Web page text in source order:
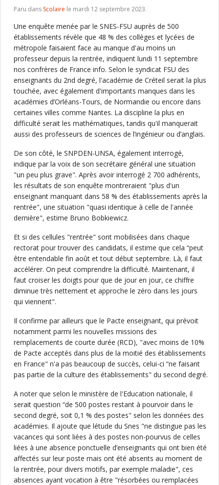
Paru dans Scolaire le mardi 12 septembre 2023.
Une enquête menée par le SNES-FSU auprès de 500
établissements révèle que 48 % des collèges et lycées de
métropole faisaient face au manque d'au moins un
professeur depuis la rentrée, indiquent lundi 11 septembre
nos confrères de France info. Selon le syndicat FSU des
enseignants du 2nd degré, l'académie de Créteil serait la plus
touchée, avec également d'importants manques dans les
académies d’Orléans-Tours, de Normandie ou encore dans
certaines villes comme Nantes. La discipline la plus en
difficulté serait les mathématiques, tandis qu'il manquerait
aussi des professeurs de sciences de l’ingénieur ou d’anglais.
De son côté, le SNPDEN-UNSA, également interrogé,
indique par la voix de son secrétaire général une situation
"un peu plus grave". Après avoir interrogé 2 700 adhérents,
les résultats de son enquête montreraient "plus d'un
enseignant manquant dans 58 % des établissements après la
rentrée", une situation "quasi identique à celle de l'année
dernière", estime Bruno Bobkiewicz.
Et si des cellules "rentrée" sont mobilisées dans chaque
rectorat pour trouver des candidats, il estime que cela “peut
être entendable fin août et tout début septembre. Là, il faut
accélérer. On peut comprendre la difficulté. Maintenant, il
faut croiser les doigts pour que de jour en jour, ce chiffre
diminue très nettement et approche le zéro dans les jours
qui viennent".
Il confirme par ailleurs que le Pacte enseignant, qui prévoit
notamment parmi les nouvelles missions des
remplacements de courte durée (RCD), "avec moins de 10%
de Pacte acceptés dans plus de la moitié des établissements
en France" n'a pas beaucoup de succès, celui-ci “ne faisant
pas partie de la culture des établissements" du second degré.
A noter que selon le ministère de l'Education nationale, il
serait question “de 500 postes restant à pourvoir dans le
second degré, soit 0,1 % des postes" selon les données des
académies. Il ajoute que létude du Snes "ne distingue pas les
vacances qui sont liées à des postes non-pourvus de celles
liées à une absence ponctuelle d’enseignants qui ont bien été
affectés sur leur poste mais ont été absents au moment de
la rentrée, pour divers motifs, par exemple maladie", ces
absences ayant vocation à être "résorbées ou remplacées